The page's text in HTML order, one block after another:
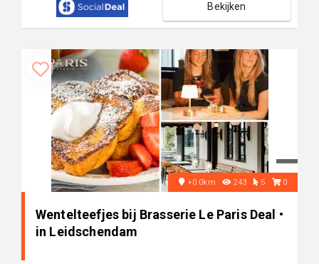
Bekijken
+0.0km 243 5 0
Wentelteefjes bij Brasserie Le Paris Deal •
in Leidschendam